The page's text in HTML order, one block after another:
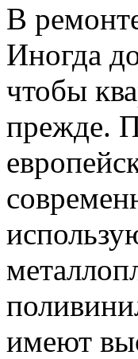
В
Иногда
чтобы
прежде.
имеют